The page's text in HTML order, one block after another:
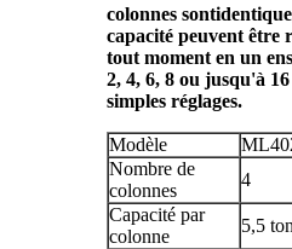
colonnes sont
capacité peuvent être
tout moment en un
2, 4, 6, 8 ou jusqu'à
simples réglages.
Modèle
Nombre de
colonnes
4
Capacité par
colonne
5,5